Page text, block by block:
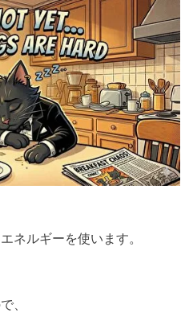
ネルギーを使います。
、